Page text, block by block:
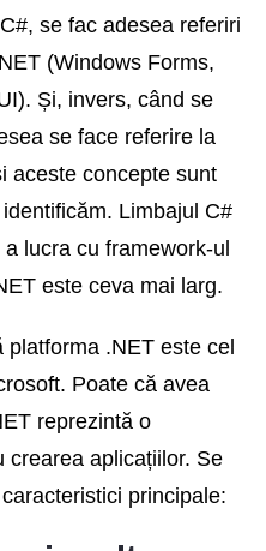
se fac adesea referiri
(Windows Forms,
Și, invers, când se
se face referire la
aceste concepte sunt
Limbajul C#
lucra cu framework-ul
este ceva mai larg.
platforma .NET este cel
Poate că avea
reprezintă o
crearea aplicațiilor. Se
principale: